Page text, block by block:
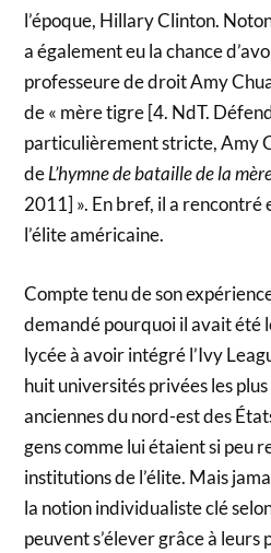
l’époque, Hillary Clinton.
a également eu la chance
professeure de droit Amy
de « mère tigre [4. NdT.
particulièrement stricte, Amy
deL’hymne de bataille de la
2011] ». En bref, il a rencontré
l’élite américaine.
Compte tenu de son
demandé pourquoi il avait été
lycée à avoir intégré l’Ivy
huit universités privées les
anciennes du nord-est des
gens comme lui étaient si peu
institutions de l’élite. Mais
la notion individualiste clé
peuvent s’élever grâce à